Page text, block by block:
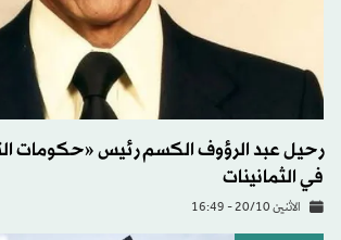
رحيل عبد الرؤوف الكسم رئيس «حكومات
في الثمانينات
الاثنين 20/10 - 16:49